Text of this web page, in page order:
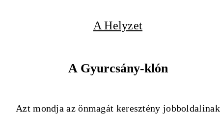
A Helyzet
A Gyurcsány-klón
Azt mondja az önmagát keresztény jobboldalinak